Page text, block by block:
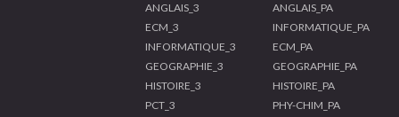
ANGLAIS_3
ECM_3
INFORMATIQUE_3
GEOGRAPHIE_3
HISTOIRE_3
PCT_3
ANGLAIS_PA
INFORMATIQUE_PA
ECM_PA
GEOGRAPHIE_PA
HISTOIRE_PA
PHY-CHIM_PA